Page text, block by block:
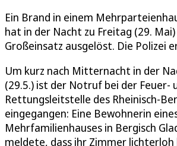
Ein Brand in einem
hat in der Nacht zu Freitag (29.
Großeinsatz ausgelöst. Die Polizei
Um kurz nach Mitternacht in der
(29.5.) ist der Notruf bei der Feuer-
Rettungsleitstelle des Rheinisch-
eingegangen: Eine Bewohnerin
Mehrfamilienhauses in Bergisch
meldete, dass ihr Zimmer lichterloh